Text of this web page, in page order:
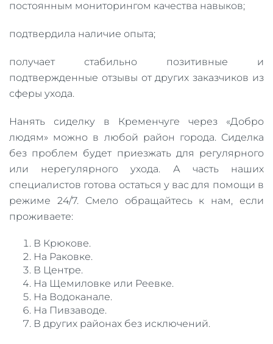
постоянным мониторингом качества навыков;
подтвердила наличие опыта;
получает стабильно позитивные и
подтвержденные отзывы от других заказчиков из
сферы ухода.
Нанять сиделку в Кременчуге через «Добро
людям» можно в любой район города. Сиделка
без проблем будет приезжать для регулярного
или нерегулярного ухода. А часть наших
специалистов готова остаться у вас для помощи в
режиме 24/7. Смело обращайтесь к нам, если
проживаете:
В Крюкове.
На Раковке.
В Центре.
На Щемиловке или Реевке.
На Водоканале.
На Пивзаводе.
В других районах без исключений.